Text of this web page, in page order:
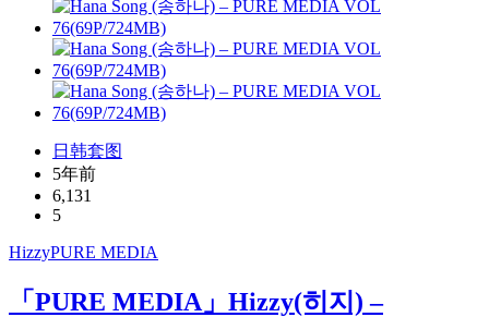
日韩套图
5年前
6,131
5
HizzyPURE MEDIA
「PURE MEDIA」Hizzy(히지) –